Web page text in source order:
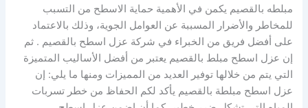
مبلطه بالقصيم يكمن في الأهمية حماية الاسطح من التسبب
للمخاطر والأضرار المسببة عن العوامل الجوية، وذلك بالاعتماد
على أفضل فريق من الخبراء في شركة عزل اسطح بالقصيم . ثم
إن عزل اسطح مبلط بالقصيم يعتبر من أفضل الأساليب المتميزة
التي يتم من خلالها توفير العديد من المميزات ومنها ما يلي: إن
عزل اسطح مبلطة بالقصيم يأكد لكم الحفاظ من خطر تسربات